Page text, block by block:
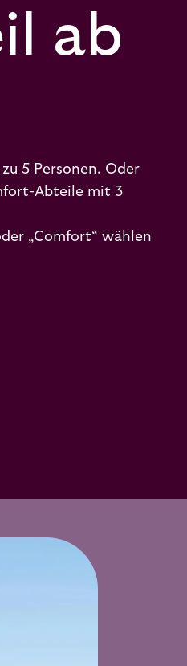
ab
5 Personen. Oder
Abteile mit 3
„Comfort“ wählen